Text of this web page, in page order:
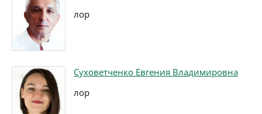
лор
Суховетченко Евгения Владимировна
лор